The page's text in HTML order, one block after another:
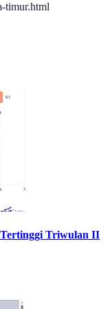
timur.html
Triwulan II